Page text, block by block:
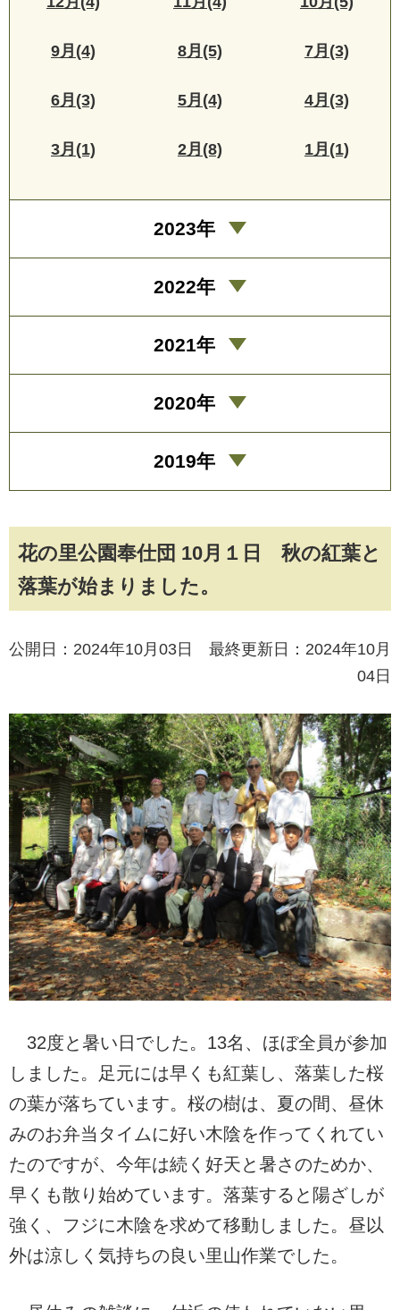
花の里公園奉仕団 10月１日 秋の紅葉と
落葉が始まりました。
公開日：2024年10月03日 最終更新日：2024年10月
04日
32度と暑い日でした。13名、ほぼ全員が参加
しました。足元には早くも紅葉し、落葉した桜
の葉が落ちています。桜の樹は、夏の間、昼休
みのお弁当タイムに好い木陰を作ってくれてい
たのですが、今年は続く好天と暑さのためか、
早くも散り始めています。落葉すると陽ざしが
強く、フジに木陰を求めて移動しました。昼以
外は涼しく気持ちの良い里山作業でした。
9月(4) 8月(5) 7月(3)
6月(3) 5月(4) 4月(3)
3月(1) 2月(8) 1月(1)
2023年
2022年
2021年
2020年
2019年